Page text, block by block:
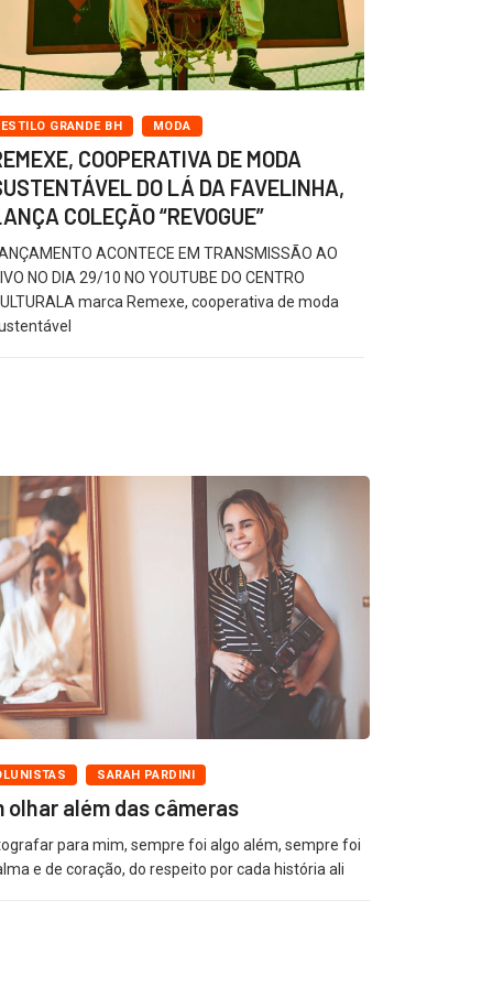
ESTILO GRANDE BH MODA
COOPERATIVA DE MODA
DO LÁ DA FAVELINHA,
COLEÇÃO “REVOGUE”
ACONTECE EM TRANSMISSÃO AO
NO DIA 29/10 NO YOUTUBE DO CENTRO
marca Remexe, cooperativa de moda
SARAH PARDINI
olhar além das câmeras
para mim, sempre foi algo além, sempre foi
e de coração, do respeito por cada história ali